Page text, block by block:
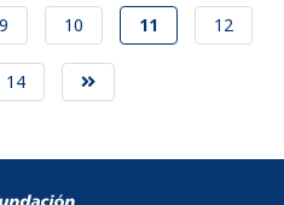
9 10 11 12
14